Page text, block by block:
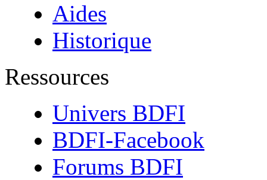
Aides
Historique
Ressources
Univers BDFI
BDFI-Facebook
Forums BDFI